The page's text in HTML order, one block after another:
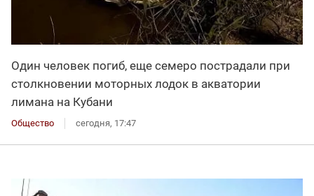
Один человек погиб, еще семеро пострадали при
столкновении моторных лодок в акватории
лимана на Кубани
Общество сегодня, 17:47